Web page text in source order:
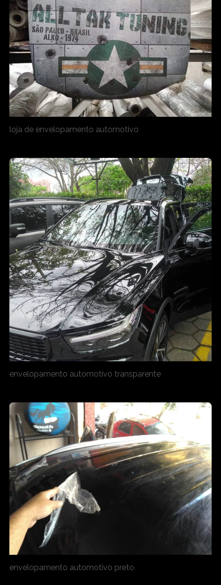
loja de envelopamento automotivo
envelopamento automotivo transparente
envelopamento automotivo preto